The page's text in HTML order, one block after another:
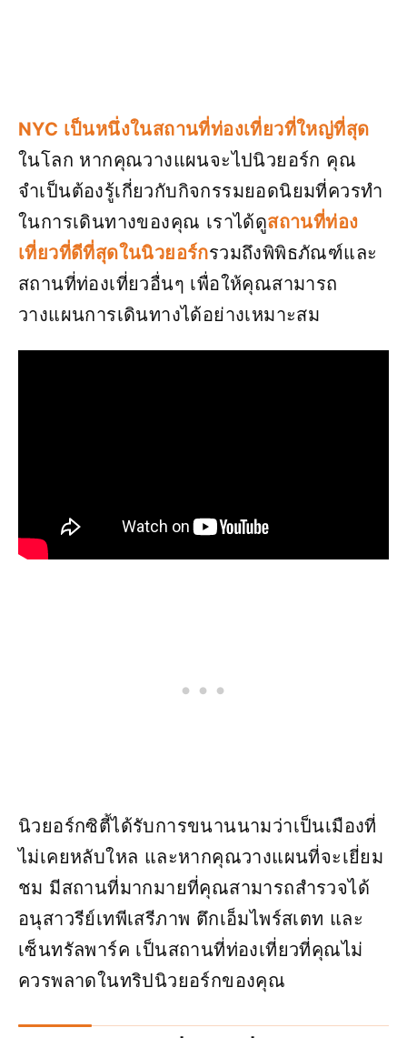
NYC เป็นหนึ่งในสถานที่ท่องเที่ยวที่ใหญ่ที่สุด
ในโลก หากคุณวางแผนจะไปนิวยอร์ก คุณ
จำเป็นต้องรู้เกี่ยวกับกิจกรรมยอดนิยมที่ควรทำ
ในการเดินทางของคุณ เราได้ดูสถานที่ท่อง
เที่ยวที่ดีที่สุดในนิวยอร์กรวมถึงพิพิธภัณฑ์และ
สถานที่ท่องเที่ยวอื่นๆ เพื่อให้คุณสามารถ
วางแผนการเดินทางได้อย่างเหมาะสม
นิวยอร์กซิตี้ได้รับการขนานนามว่าเป็นเมืองที่
ไม่เคยหลับใหล และหากคุณวางแผนที่จะเยี่ยม
ชม มีสถานที่มากมายที่คุณสามารถสำรวจได้
อนุสาวรีย์เทพีเสรีภาพ ตึกเอ็มไพร์สเตท และ
เซ็นทรัลพาร์ค เป็นสถานที่ท่องเที่ยวที่คุณไม่
ควรพลาดในทริปนิวยอร์กของคุณ